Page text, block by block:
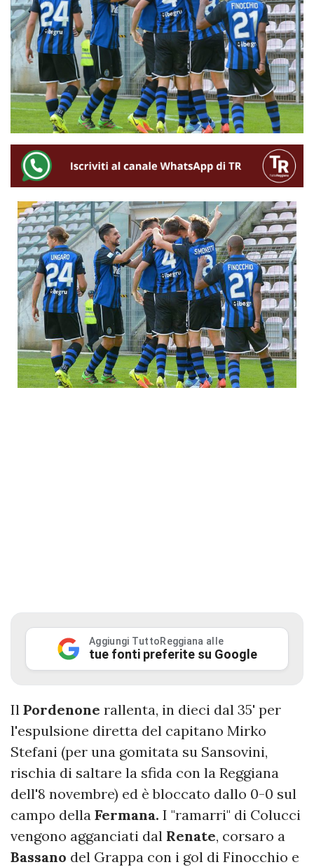
Aggiungi TuttoReggiana alle
tue fonti preferite su Google
Il Pordenone rallenta, in dieci dal 35' per
l'espulsione diretta del capitano Mirko
Stefani (per una gomitata su Sansovini,
rischia di saltare la sfida con la Reggiana
dell'8 novembre) ed è bloccato dallo 0-0 sul
campo della Fermana. I "ramarri" di Colucci
vengono agganciati dal Renate, corsaro a
Bassano del Grappa con i gol di Finocchio e